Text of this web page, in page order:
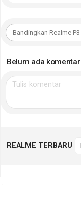
Belum ada komentar
REALME TERBARU